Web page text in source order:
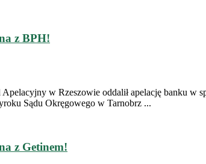
z BPH!
w Rzeszowie oddalił apelację banku w
Sądu Okręgowego w Tarnobrz ...
z Getinem!